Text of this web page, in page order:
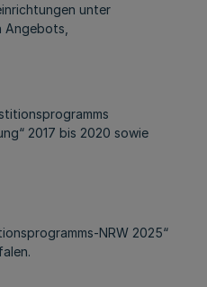
unter
Angebots,
2017 bis 2020 sowie
NRW 2025“